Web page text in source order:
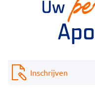
Inschrijven